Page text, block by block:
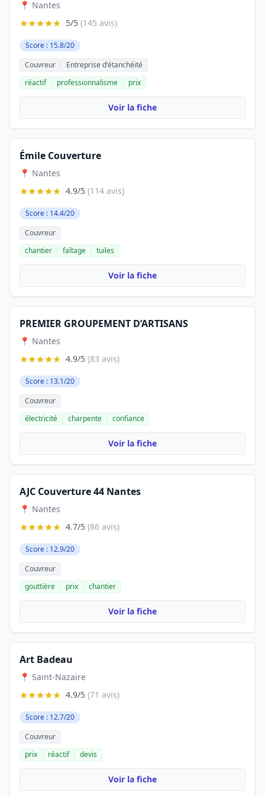
📍 Nantes
★★★★★ 5/5 (145 avis)
Score : 15.8/20
Couvreur
Entreprise d'étanchéité
réactif
professionnalisme prix
Voir la fiche
Émile Couverture
📍 Nantes
★★★★★ 4.9/5 (114 avis)
Score : 14.4/20
Couvreur
chantier
faîtage tuiles
Voir la fiche
PREMIER GROUPEMENT D’ARTISANS
📍 Nantes
★★★★★ 4.9/5 (83 avis)
Score : 13.1/20
Couvreur
électricité
charpente confiance
Voir la fiche
AJC Couverture 44 Nantes
📍 Nantes
★★★★★ 4.7/5 (86 avis)
Score : 12.9/20
Couvreur
gouttière
prix chantier
Voir la fiche
Art Badeau
📍 Saint-Nazaire
★★★★★ 4.9/5 (71 avis)
Score : 12.7/20
Couvreur
prix
réactif devis
Voir la fiche